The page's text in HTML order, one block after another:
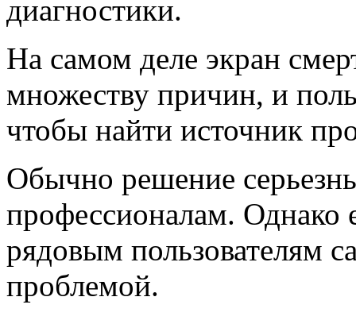
диагностики.
На самом деле экран
множеству причин, и
чтобы найти источник
Обычно решение
профессионалам. Однако
рядовым пользователям
проблемой.